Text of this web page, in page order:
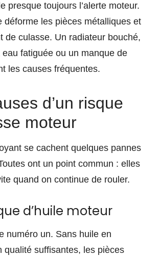
presque toujours l’alerte moteur.
déforme les pièces métalliques et
de culasse. Un radiateur bouché,
fatiguée ou un manque de
les causes fréquentes.
d’un risque
moteur
se cachent quelques pannes
ont un point commun : elles
quand on continue de rouler.
d’huile moteur
numéro un. Sans huile en
qualité suffisantes, les pièces